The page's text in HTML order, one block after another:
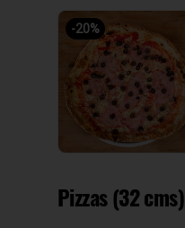
-20%
Pizzas (32 cms)